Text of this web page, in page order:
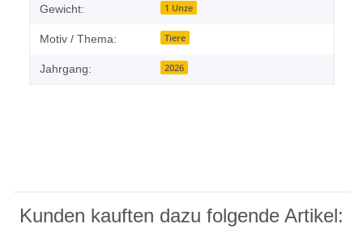
Gewicht: 1 Unze
Motiv / Thema: Tiere
Jahrgang: 2026
Kunden kauften dazu folgende Artikel: